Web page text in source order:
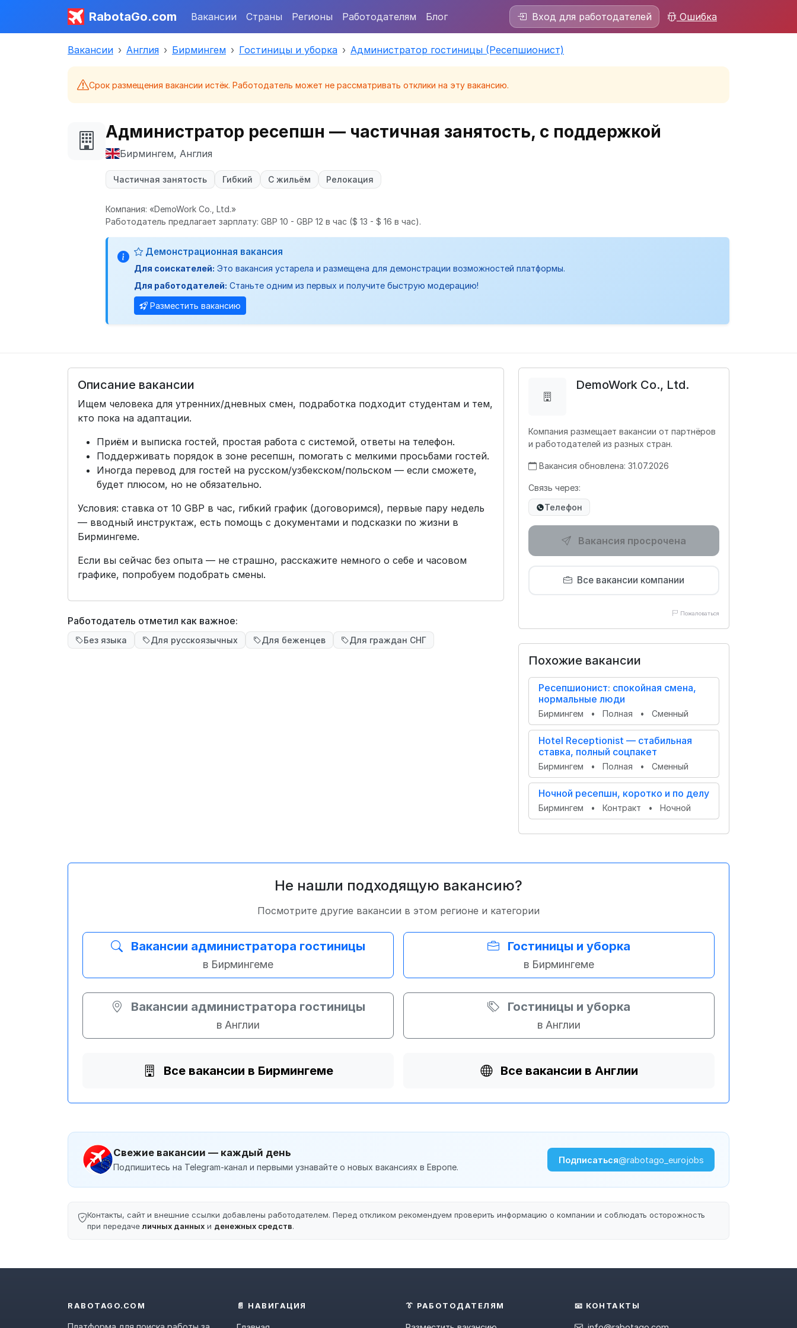
RabotaGo.com Вакансии Страны Регионы Работодателям Блог Вход для работодателей Ошибка
Вакансии Англия Бирмингем Гостиницы и уборка Администратор гостиницы (Ресепшионист)
Срок размещения вакансии истёк. Работодатель может не рассматривать отклики на эту вакансию.
Администратор ресепшн — частичная занятость, с поддержкой
Бирмингем, Англия
Частичная занятость Гибкий С жильём Релокация
Компания: «DemoWork Co., Ltd.»
Работодатель предлагает зарплату: GBP 10 - GBP 12 в час ($ 13 - $ 16 в час).
Демонстрационная вакансия
Для соискателей: Это вакансия устарела и размещена для демонстрации возможностей платформы.
Для работодателей: Станьте одним из первых и получите быструю модерацию!
Разместить вакансию
Описание вакансии
Ищем человека для утренних/дневных смен, подработка подходит студентам и тем,
кто пока на адаптации.
Приём и выписка гостей, простая работа с системой, ответы на телефон.
Поддерживать порядок в зоне ресепшн, помогать с мелкими просьбами гостей.
Иногда перевод для гостей на русском/узбекском/польском — если сможете,
будет плюсом, но не обязательно.
Условия: ставка от 10 GBP в час, гибкий график (договоримся), первые пару недель
— вводный инструктаж, есть помощь с документами и подсказки по жизни в
Бирмингеме.
Если вы сейчас без опыта — не страшно, расскажите немного о себе и часовом
графике, попробуем подобрать смены.
Работодатель отметил как важное:
Без языка Для русскоязычных Для беженцев Для граждан СНГ
DemoWork Co., Ltd.
Компания размещает вакансии от партнёров
и работодателей из разных стран.
Вакансия обновлена: 31.07.2026
Связь через:
Телефон
Вакансия просрочена
Все вакансии компании
Пожаловаться
Похожие вакансии
Ресепшионист: спокойная смена,
нормальные люди
Бирмингем • Полная • Сменный
Hotel Receptionist — стабильная
ставка, полный соцпакет
Бирмингем • Полная • Сменный
Ночной ресепшн, коротко и по делу
Бирмингем • Контракт • Ночной
Не нашли подходящую вакансию?
Посмотрите другие вакансии в этом регионе и категории
Вакансии администратора гостиницы
в Бирмингеме
Гостиницы и уборка
в Бирмингеме
Вакансии администратора гостиницы
в Англии
Гостиницы и уборка
в Англии
Все вакансии в Бирмингеме Все вакансии в Англии
Свежие вакансии — каждый день
Подпишитесь на Telegram-канал и первыми узнавайте о новых вакансиях в Европе.
Подписаться@rabotago_eurojobs
Контакты, сайт и внешние ссылки добавлены работодателем. Перед откликом рекомендуем проверить информацию о компании и соблюдать осторожность
при передачеличных данных и денежных средств.
RABOTAGO.COM 📄 НАВИГАЦИЯ 👔 РАБОТОДАТЕЛЯМ 📧 КОНТАКТЫ